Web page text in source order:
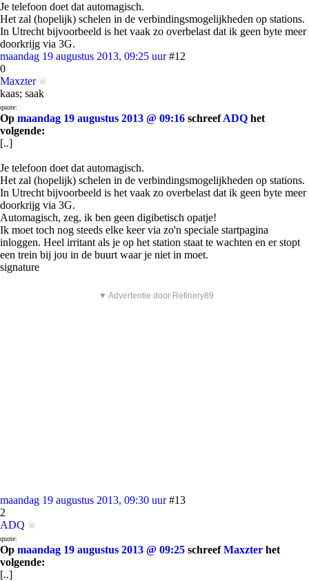
Je telefoon doet dat automagisch.
Het zal (hopelijk) schelen in de verbindingsmogelijkheden op stations.
In Utrecht bijvoorbeeld is het vaak zo overbelast dat ik geen byte meer
doorkrijg via 3G.
maandag 19 augustus 2013, 09:25 uur #12
0
Maxzter
kaas; saak
quote:
Op maandag 19 augustus 2013 @ 09:16 schreefADQ het
volgende:
[..]
Je telefoon doet dat automagisch.
Het zal (hopelijk) schelen in de verbindingsmogelijkheden op stations.
In Utrecht bijvoorbeeld is het vaak zo overbelast dat ik geen byte meer
doorkrijg via 3G.
Automagisch, zeg, ik ben geen digibetisch opatje!
Ik moet toch nog steeds elke keer via zo'n speciale startpagina
inloggen. Heel irritant als je op het station staat te wachten en er stopt
een trein bij jou in de buurt waar je niet in moet.
signature
▼ Advertentie door Refinery89
maandag 19 augustus 2013, 09:30 uur #13
2
ADQ
quote:
Op maandag 19 augustus 2013 @ 09:25 schreefMaxzter het
volgende:
[..]